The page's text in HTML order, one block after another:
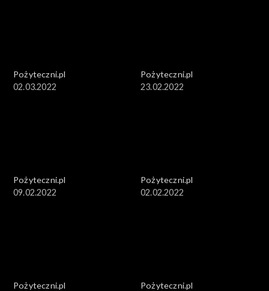
Pożyteczni.pl
02.03.2022
Pożyteczni.pl
23.02.2022
Pożyteczni.pl
09.02.2022
Pożyteczni.pl
02.02.2022
Pożyteczni.pl
Pożyteczni.pl